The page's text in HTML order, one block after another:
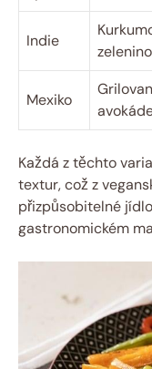
Indie
Mexiko
Každá z těchto
textur, což z
přizpůsobitelné
gastronomickém